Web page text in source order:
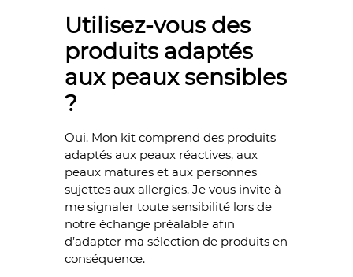
Utilisez-vous des
produits adaptés
aux peaux sensibles
?
Oui. Mon kit comprend des produits
adaptés aux peaux réactives, aux
peaux matures et aux personnes
sujettes aux allergies. Je vous invite à
me signaler toute sensibilité lors de
notre échange préalable afin
d’adapter ma sélection de produits en
conséquence.